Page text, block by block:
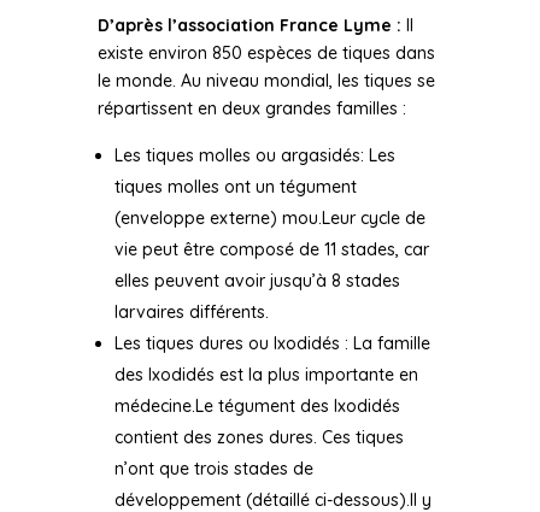
D’après l’association France Lyme : Il
existe environ 850 espèces de tiques dans
le monde. Au niveau mondial, les tiques se
répartissent en deux grandes familles :
Les tiques molles ou argasidés: Les
tiques molles ont un tégument
(enveloppe externe) mou.Leur cycle de
vie peut être composé de 11 stades, car
elles peuvent avoir jusqu’à 8 stades
larvaires différents.
Les tiques dures ou Ixodidés : La famille
des Ixodidés est la plus importante en
médecine.Le tégument des Ixodidés
contient des zones dures. Ces tiques
n’ont que trois stades de
développement (détaillé ci-dessous).Il y